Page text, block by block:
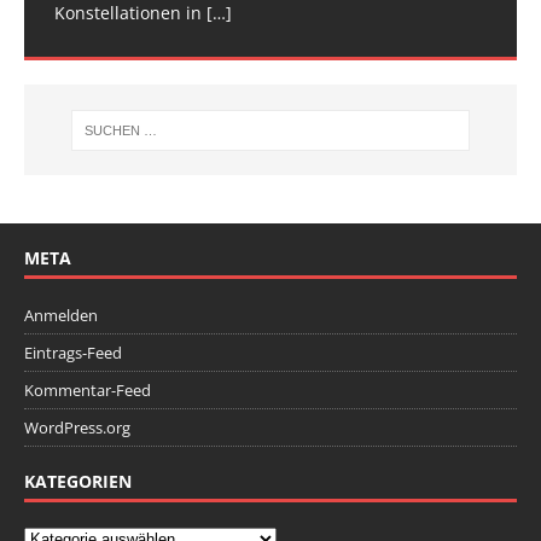
Konstellationen in […]
Deutschen[…]
META
Anmelden
Eintrags-Feed
Kommentar-Feed
WordPress.org
KATEGORIEN